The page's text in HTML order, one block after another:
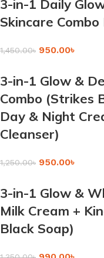
3-in-1 Daily
Skincare Combo
1,450.00৳ 950.00৳
3-in-1 Glow &
Combo (Strikes
Day & Night
Cleanser)
1,250.00৳ 950.00৳
3-in-1 Glow &
Milk Cream +
Black Soap)